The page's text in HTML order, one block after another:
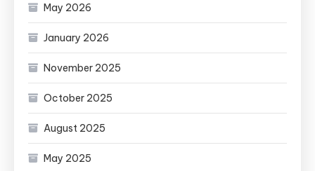
May 2026
January 2026
November 2025
October 2025
August 2025
May 2025